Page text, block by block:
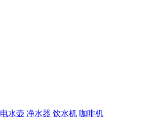
电水壶 净水器 饮水机 咖啡机